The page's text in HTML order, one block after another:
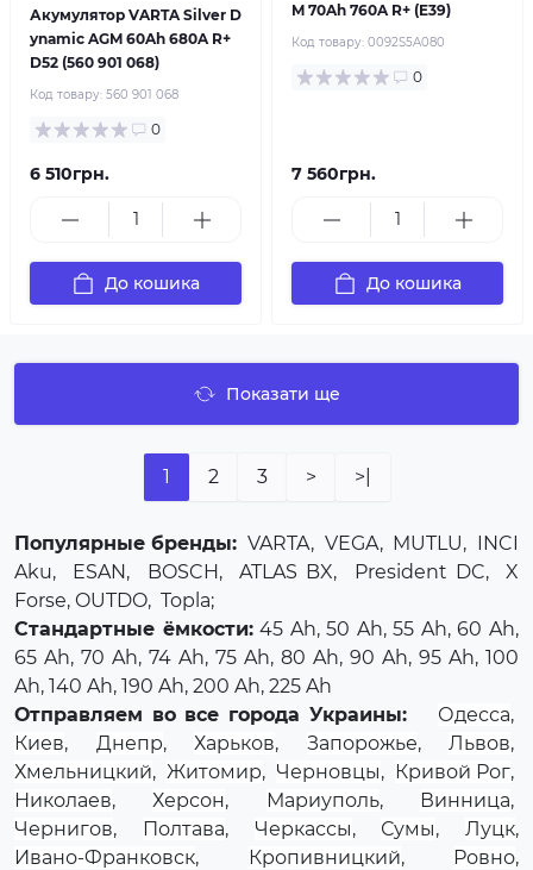
Акумулятор VARTA Silver D
ynamic AGM 60Ah 680A R+
D52 (560 901 068)
Код товару: 560 901 068
0
6 510грн.
До кошика
M 70Ah 760A R+ (E39)
Код товару: 0092S5A080
0
7 560грн.
До кошика
Показати ще
1 2 3 > >|
Популярные бренды: VARTA, VEGA, MUTLU, INCI
Aku, ESAN, BOSCH,ATLAS BX, President DC,X
Forse, OUTDO, Topla;
Стандартные ёмкости:45 Ah, 50 Ah, 55 Ah, 60 Ah,
65 Ah, 70 Ah, 74 Ah, 75 Ah, 80 Ah, 90 Ah, 95 Ah, 100
Ah, 140 Ah, 190 Ah, 200 Ah, 225 Ah
Отправляем во все города Украины:
Одесса,
Киев, Днепр, Харьков, Запорожье, Львов,
Хмельницкий, Житомир, Черновцы, Кривой Рог,
Николаев, Херсон, Мариуполь, Винница,
Чернигов, Полтава, Черкассы, Сумы, Луцк,
Ивано-Франковск, Кропивницкий, Ровно,